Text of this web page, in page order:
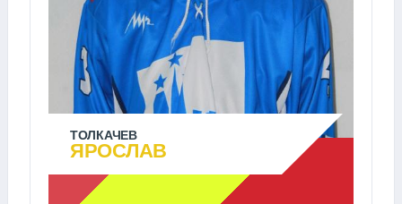
ТОЛКАЧЕВ
ЯРОСЛАВ